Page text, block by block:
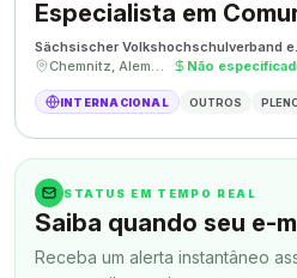
Sächsischer Volkshochschulverband
Chemnitz, Alemanha · Não
INTERNACIONAL OUTROS
STATUS EM TEMPO REAL
Saiba quando seu e-
Receba um alerta instantâneo